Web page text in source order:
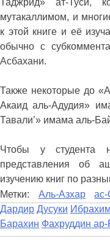
мутакаллимом, и
к этой книге и её
обычно с
Асбахани.
Также некоторые до
Акаид аль-Адудия»
Тавали’» имама аль-
Чтобы у студента
представления об
изучению книг по
Метки: Аль-Азхар
Дардир Дусуки
Барахин Фахруддин ар-